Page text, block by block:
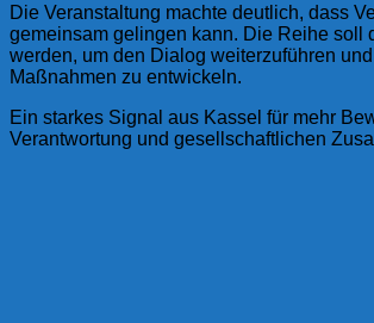
Die Veranstaltung machte deutlich, dass
gemeinsam gelingen kann. Die Reihe soll
werden, um den Dialog weiterzuführen
Maßnahmen zu entwickeln.
Ein starkes Signal aus Kassel für mehr
Verantwortung und gesellschaftlichen